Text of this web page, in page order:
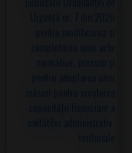
Urgență nr. 7 din 2026
pentru modificarea şi
completarea unor acte
normative, precum şi
pentru adoptarea unor
măsuri pentru creşterea
capacităţii financiare a
unităţilor administrativ-
teritoriale